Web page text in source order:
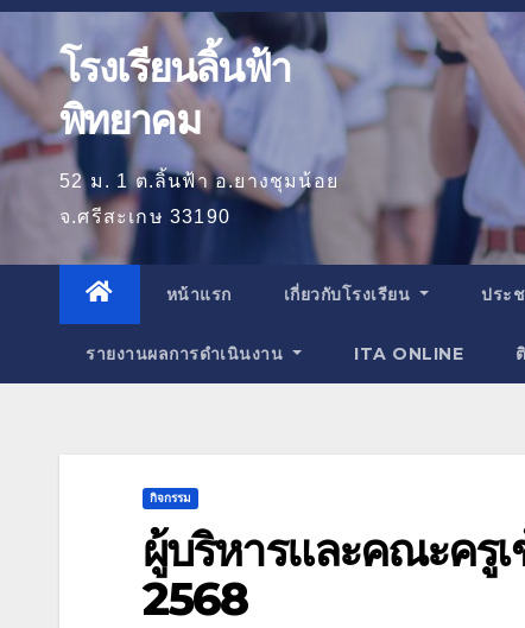
โรงเรียนลิ้นฟ้า
พิทยาคม
52 ม. 1 ต.ลิ้นฟ้า อ.ยางชุมน้อย
จ.ศรีสะเกษ 33190
หน้าแรก เกี่ยวกับโรงเรียน ประ
รายงานผลการดำเนินงาน ITA ONLINE
กิจกรรม
ผู้บริหารและคณะครู
2568